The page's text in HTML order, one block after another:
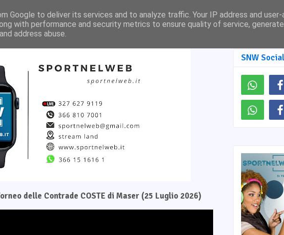
Il progetto Pagina Facebook SNW TV
delle Contrade COSTE di Maser (25 Luglio 2026)
SNW Social
Google to deliver its services and to analyze traffic. Your IP address and
with performance and security metrics to ensure quality of service,
address abuse.